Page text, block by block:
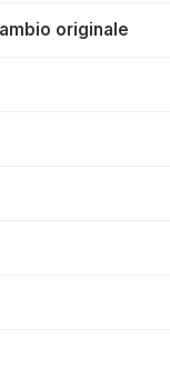
originale